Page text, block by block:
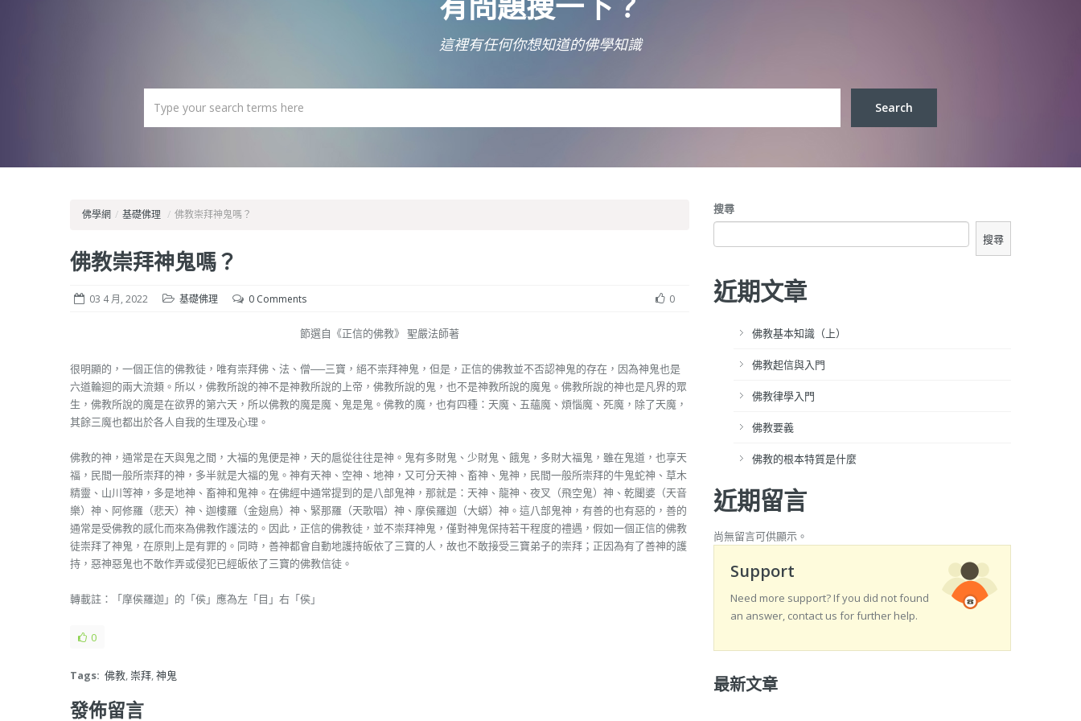
這裡有任何你想知道的佛學知識
佛學網 / 基礎佛理 / 佛教崇拜神鬼嗎？
佛教崇拜神鬼嗎？
03 4 月, 2022 基礎佛理 0 Comments 0
節選自《正信的佛教》 聖嚴法師著
很明顯的，一個正信的佛教徒，唯有崇拜佛、法、僧──三寶，絕不崇拜神鬼，但是，正信的佛教並不否認神鬼的存在，因為神鬼也是
六道輪迴的兩大流類。所以，佛教所說的神不是神教所說的上帝，佛教所說的鬼，也不是神教所說的魔鬼。佛教所說的神也是凡界的眾
生，佛教所說的魔是在欲界的第六天，所以佛教的魔是魔、鬼是鬼。佛教的魔，也有四種：天魔、五蘊魔、煩惱魔、死魔，除了天魔，
其餘三魔也都出於各人自我的生理及心理。
佛教的神，通常是在天與鬼之間，大福的鬼便是神，天的扈從往往是神。鬼有多財鬼、少財鬼、餓鬼，多財大福鬼，雖在鬼道，也享天
福，民間一般所崇拜的神，多半就是大福的鬼。神有天神、空神、地神，又可分天神、畜神、鬼神，民間一般所崇拜的牛鬼蛇神、草木
精靈、山川等神，多是地神、畜神和鬼神。在佛經中通常提到的是八部鬼神，那就是：天神、龍神、夜叉（飛空鬼）神、乾闥婆（天音
樂）神、阿修羅（悲天）神、迦樓羅（金翅鳥）神、緊那羅（天歌唱）神、摩侯羅迦（大蟒）神。這八部鬼神，有善的也有惡的，善的
通常是受佛教的感化而來為佛教作護法的。因此，正信的佛教徒，並不崇拜神鬼，僅對神鬼保持若干程度的禮遇，假如一個正信的佛教
徒崇拜了神鬼，在原則上是有罪的。同時，善神都會自動地護持皈依了三寶的人，故也不敢接受三寶弟子的崇拜；正因為有了善神的護
持，惡神惡鬼也不敢作弄或侵犯已經皈依了三寶的佛教信徒。
轉載註：「摩侯羅迦」的「侯」應為左「目」右「侯」
0
Tags: 佛教, 崇拜,神鬼
發佈留言
搜尋
搜尋
近期文章
佛教基本知識（上）
佛教起信與入門
佛教律學入門
佛教要義
佛教的根本特質是什麼
近期留言
尚無留言可供顯示。
Support
Need more support? If you did not found
an answer, contact us for further help.
最新文章